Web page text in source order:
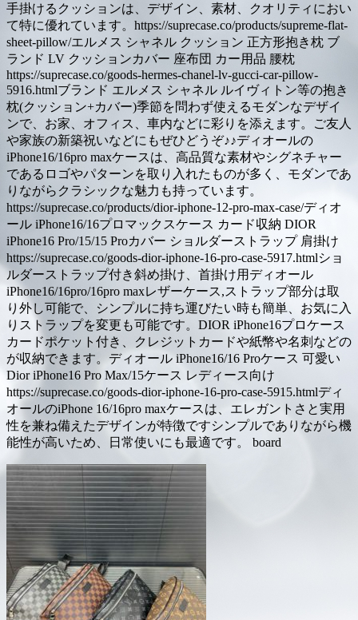
手掛けるクッションは、デザイン、素材、クオリティにおい
て特に優れています。https://suprecase.co/products/supreme-flat-
sheet-pillow/エルメス シャネル クッション 正方形抱き枕 ブ
ランド LV クッションカバー 座布団 カー用品 腰枕
https://suprecase.co/goods-hermes-chanel-lv-gucci-car-pillow-
5916.htmlブランド エルメス シャネル ルイヴィトン等の抱き
枕(クッション+カバー)季節を問わず使えるモダンなデザイ
ンで、お家、オフィス、車内などに彩りを添えます。ご友人
や家族の新築祝いなどにもぜひどうぞ♪♪ディオールの
iPhone16/16pro maxケースは、高品質な素材やシグネチャー
であるロゴやパターンを取り入れたものが多く、モダンであ
りながらクラシックな魅力も持っています。
https://suprecase.co/products/dior-iphone-12-pro-max-case/ディオ
ール iPhone16/16プロマックスケース カード収納 DIOR
iPhone16 Pro/15/15 Proカバー ショルダーストラップ 肩掛け
https://suprecase.co/goods-dior-iphone-16-pro-case-5917.htmlショ
ルダーストラップ付き斜め掛け、首掛け用ディオール
iPhone16/16pro/16pro maxレザーケース,ストラップ部分は取
り外し可能で、シンプルに持ち運びたい時も簡単、お気に入
りストラップを変更も可能です。DIOR iPhone16プロケース
カードポケット付き、クレジットカードや紙幣や名刺などの
が収納できます。ディオール iPhone16/16 Proケース 可愛い
Dior iPhone16 Pro Max/15ケース レディース向け
https://suprecase.co/goods-dior-iphone-16-pro-case-5915.htmlディ
オールのiPhone 16/16pro maxケースは、エレガントさと実用
性を兼ね備えたデザインが特徴ですシンプルでありながら機
能性が高いため、日常使いにも最適です。 board